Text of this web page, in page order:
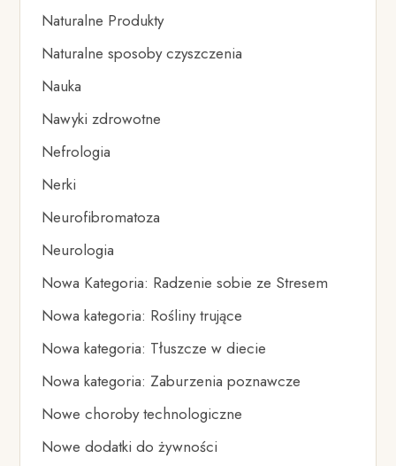
Naturalne Produkty
Naturalne sposoby czyszczenia
Nauka
Nawyki zdrowotne
Nefrologia
Nerki
Neurofibromatoza
Neurologia
Nowa Kategoria: Radzenie sobie ze Stresem
Nowa kategoria: Rośliny trujące
Nowa kategoria: Tłuszcze w diecie
Nowa kategoria: Zaburzenia poznawcze
Nowe choroby technologiczne
Nowe dodatki do żywności